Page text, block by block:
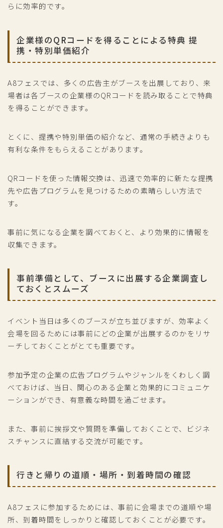
らに効率的です。
企業様のQRコードを得ることによる特典 提
携・特別単価紹介
A8フェスでは、多くの広告主がブースを出展しており、来
場者は各ブースの企業様のQRコードを読み取ることで特典
を得ることができます。
とくに、提携や特別単価の紹介など、通常の手続きよりも
有利な条件をもらえることがあります。
QRコードを使った情報交換は、迅速で効率的に新たな提携
先や広告プログラムを見つけるための素晴らしい方法で
す。
事前に気になる企業を調べておくと、より効果的に情報を
収集できます。
事前準備として、ブースに出展する企業調査し
ておくとスムーズ
イベント当日は多くのブースが立ち並びますが、効率よく
会場を回るためには事前にどの企業が出展するのかをリサ
ーチしておくことがとても重要です。
参加予定の企業の広告プログラムやジャンルをくわしく調
べておけば、当日、関心のある企業と効果的にコミュニケ
ーションができ、有意義な時間を過ごせます。
また、事前に挨拶文や質問を準備しておくことで、ビジネ
スチャンスに直結する交流が可能です。
行きと帰りの道順・場所・到着時間の確認
A8フェスに参加するためには、事前に会場までの道順や場
所、到着時間をしっかりと確認しておくことが必要です。